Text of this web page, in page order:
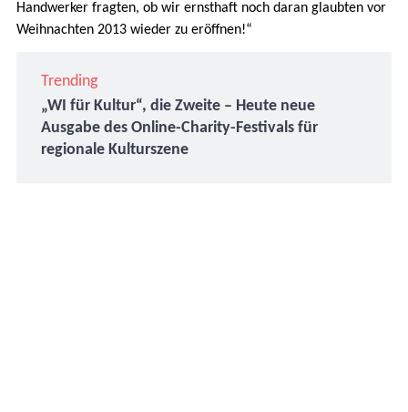
Handwerker fragten, ob wir ernsthaft noch daran glaubten vor
Weihnachten 2013 wieder zu eröffnen!“
Trending
„WI für Kultur“, die Zweite – Heute neue
Ausgabe des Online-Charity-Festivals für
regionale Kulturszene